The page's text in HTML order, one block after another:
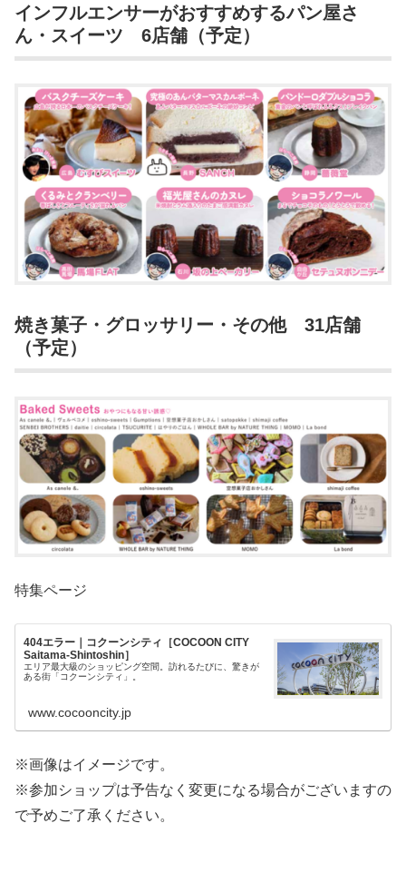
インフルエンサーがおすすめするパン屋さ
ん・スイーツ 6店舗（予定）
焼き菓子・グロッサリー・その他 31店舗
（予定）
特集ページ
404エラー｜コクーンシティ［COCOON CITY
Saitama-Shintoshin］
エリア最大級のショッピング空間。訪れるたびに、驚きが
ある街「コクーンシティ」。
www.cocooncity.jp
※画像はイメージです。
※参加ショップは予告なく変更になる場合がございますの
で予めご了承ください。